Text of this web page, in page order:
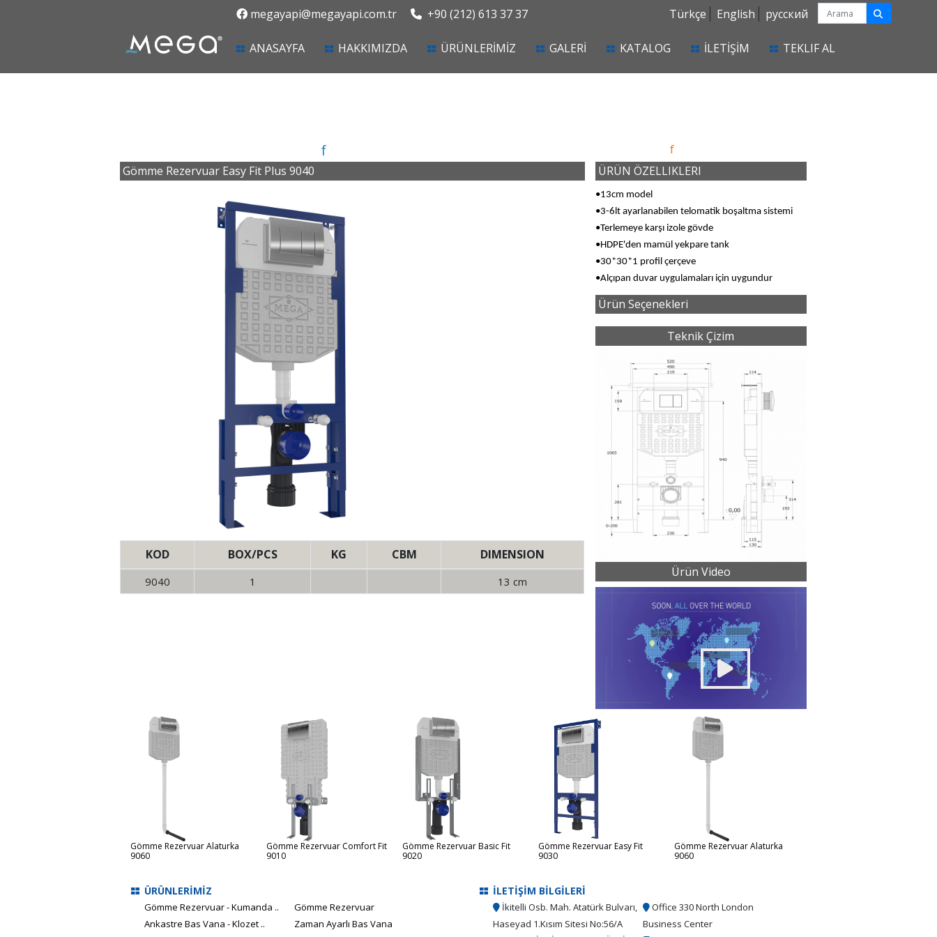
megayapi@megayapi.com.tr +90 (212) 613 37 37 Türkçe English русский
ANASAYFA(current)HAKKIMIZDA ÜRÜNLERİMİZ GALERİ KATALOG İLETİŞİM TEKLIF AL
f f
Gömme Rezervuar Easy Fit Plus 9040
KOD BOX/PCS KG CBM DIMENSION
9040 1 13 cm
ÜRÜN ÖZELLIKLERI
•13cm model
•3-6lt ayarlanabilen telomatik boşaltma sistemi
•Terlemeye karşı izole gövde
•HDPE'den mamül yekpare tank
•30*30*1 profil çerçeve
•Alçıpan duvar uygulamaları için uygundur
Ürün Seçenekleri
Teknik Çizim
Ürün Video
Gömme Rezervuar Alaturka
9060
Gömme Rezervuar Comfort Fit
9010
Gömme Rezervuar Basic Fit
9020
Gömme Rezervuar Easy Fit
9030
Gömme Rezervuar Alaturka
9060
ÜRÜNLERİMİZ
Gömme Rezervuar - Kumanda ..
Gömme Rezervuar
Ankastre Bas Vana - Klozet ..
Zaman Ayarlı Bas Vana
İLETİŞİM BİLGİLERİ
İkitelli Osb. Mah. Atatürk Bulvarı,
Haseyad 1.Kısım Sitesi No:56/A
Office 330 North London
Business Center